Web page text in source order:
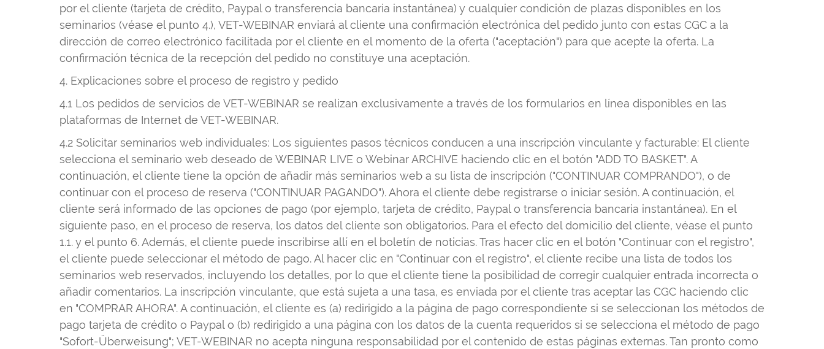
por el cliente (tarjeta de crédito, Paypal o transferencia bancaria instantánea) y cualquier condición de plazas disponibles en los
seminarios (véase el punto 4.), VET-WEBINAR enviará al cliente una confirmación electrónica del pedido junto con estas CGC a la
dirección de correo electrónico facilitada por el cliente en el momento de la oferta ("aceptación") para que acepte la oferta. La
confirmación técnica de la recepción del pedido no constituye una aceptación.
4. Explicaciones sobre el proceso de registro y pedido
4.1 Los pedidos de servicios de VET-WEBINAR se realizan exclusivamente a través de los formularios en línea disponibles en las
plataformas de Internet de VET-WEBINAR.
4.2 Solicitar seminarios web individuales: Los siguientes pasos técnicos conducen a una inscripción vinculante y facturable: El cliente
selecciona el seminario web deseado de WEBINAR LIVE o Webinar ARCHIVE haciendo clic en el botón "ADD TO BASKET". A
continuación, el cliente tiene la opción de añadir más seminarios web a su lista de inscripción ("CONTINUAR COMPRANDO"), o de
continuar con el proceso de reserva ("CONTINUAR PAGANDO"). Ahora el cliente debe registrarse o iniciar sesión. A continuación, el
cliente será informado de las opciones de pago (por ejemplo, tarjeta de crédito, Paypal o transferencia bancaria instantánea). En el
siguiente paso, en el proceso de reserva, los datos del cliente son obligatorios. Para el efecto del domicilio del cliente, véase el punto
1.1. y el punto 6. Además, el cliente puede inscribirse allí en el boletín de noticias. Tras hacer clic en el botón "Continuar con el registro",
el cliente puede seleccionar el método de pago. Al hacer clic en "Continuar con el registro", el cliente recibe una lista de todos los
seminarios web reservados, incluyendo los detalles, por lo que el cliente tiene la posibilidad de corregir cualquier entrada incorrecta o
añadir comentarios. La inscripción vinculante, que está sujeta a una tasa, es enviada por el cliente tras aceptar las CGC haciendo clic
en "COMPRAR AHORA". A continuación, el cliente es (a) redirigido a la página de pago correspondiente si se seleccionan los métodos de
pago tarjeta de crédito o Paypal o (b) redirigido a una página con los datos de la cuenta requeridos si se selecciona el método de pago
"Sofort-Überweisung"; VET-WEBINAR no acepta ninguna responsabilidad por el contenido de estas páginas externas. Tan pronto como